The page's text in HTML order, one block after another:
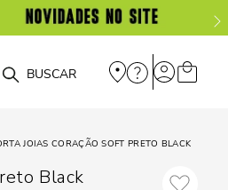
JOIAS CORAÇÃO SOFT PRETO BLACK
Black